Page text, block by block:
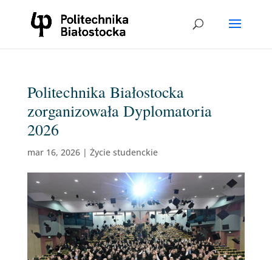
Politechnika Białostocka
zorganizowała Dyplomatoria
2026
mar 16, 2026| Życie studenckie